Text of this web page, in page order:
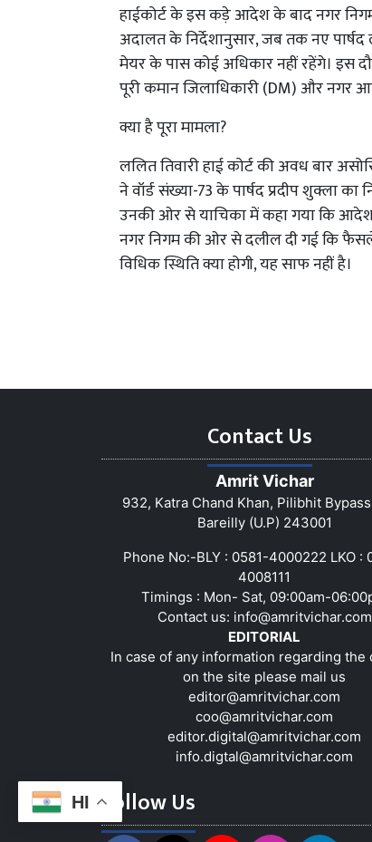
HI
हाईकोर्ट के इस कड़े आदेश के बाद नगर
अदालत के निर्देशानुसार, जब तक नए
मेयर के पास कोई अधिकार नहीं रहेंगे। इस
पूरी कमान जिलाधिकारी (DM) और नगर
क्या है पूरा मामला?
ललित तिवारी हाई कोर्ट की अवध बार
ने वॉर्ड संख्या-73 के पार्षद प्रदीप शुक्ला का
उनकी ओर से याचिका में कहा गया कि आदेश
नगर निगम की ओर से दलील दी गई कि
विधिक स्थिति क्या होगी, यह साफ नहीं है।
Contact Us
Amrit Vichar
932, Katra Chand Khan, Pilibhit
Bareilly (U.P) 243001
Phone No:-BLY : 0581-4000222 LKO :
4008111
Timings : Mon- Sat, 09:00am-
Contact us: info@amritvichar.com
EDITORIAL
In case of any information regarding the
on the site please mail us
editor@amritvichar.com
coo@amritvichar.com
editor.digital@amritvichar.com
info.digtal@amritvichar.com
Follow Us